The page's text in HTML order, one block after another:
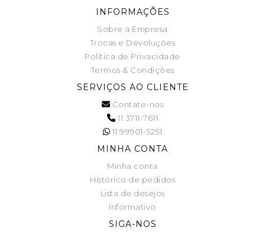
INFORMAÇÕES
Sobre a Empresa
Trocas e Devoluções
Política de Privacidade
Termos & Condições
SERVIÇOS AO CLIENTE
Contate-nos
11 3711-7611
11 99901-5251
MINHA CONTA
Minha conta
Histórico de pedidos
Lista de desejos
Informativo
SIGA-NOS